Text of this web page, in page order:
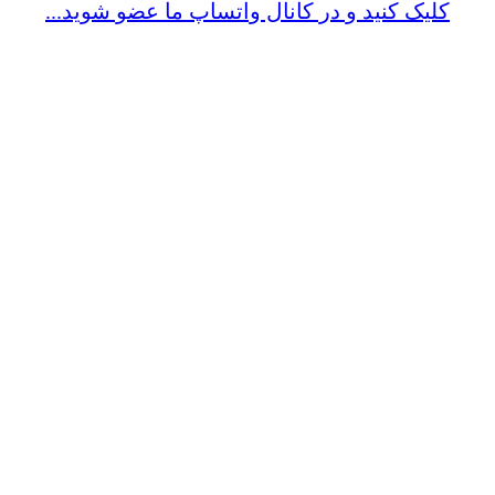
کلیک کنید و در کانال واتساپ ما عضو شوید...